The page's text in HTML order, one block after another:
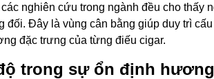
nghiên cứu trong ngành đều cho thấy
đối. Đây là vùng cân bằng giúp duy trì
đặc trưng của từng điếu cigar.
trong sự ổn định